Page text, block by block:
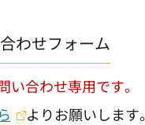
わせフォーム
合わせ専用です。
よりお願いします。